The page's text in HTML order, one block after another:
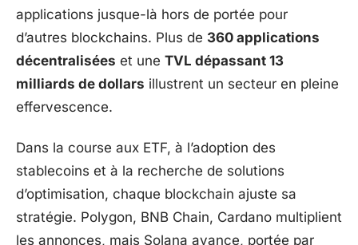
applications jusque-là hors de portée pour
d’autres blockchains. Plus de 360 applications
décentralisées et une TVL dépassant 13
milliards de dollars illustrent un secteur en pleine
effervescence.
Dans la course aux ETF, à l’adoption des
stablecoins et à la recherche de solutions
d’optimisation, chaque blockchain ajuste sa
stratégie. Polygon, BNB Chain, Cardano multiplient
les annonces, mais Solana avance, portée par